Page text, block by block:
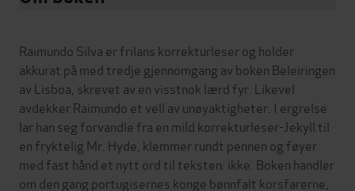
Raimundo Silva er frilans korrekturleser og holder
akkurat på med tredje gjennomgang av boken Beleiringen
av Lisboa, skrevet av en visstnok lærd fyr. Likevel
avdekker Raimundo et vell av unøyaktigheter. I ergrelse
lar han seg forvandle fra en mild korrekturleser-Jekyll til
en fryktelig Mr. Hyde, klemmer rundt pennen og føyer
med fast hånd et nytt ord til teksten: ikke. Boken handler
om den gang portugisernes konge bønnfalt korsfarerne,